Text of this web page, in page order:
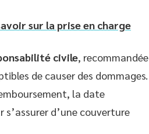
sur la prise en charge
civile, recommandée
de causer des dommages.
la date
d’une couverture